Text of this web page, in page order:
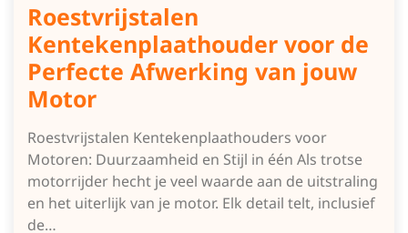
Roestvrijstalen
Kentekenplaathouder voor de
Perfecte Afwerking van jouw
Motor
Roestvrijstalen Kentekenplaathouders voor
Motoren: Duurzaamheid en Stijl in één Als trotse
motorrijder hecht je veel waarde aan de uitstraling
en het uiterlijk van je motor. Elk detail telt, inclusief
de…